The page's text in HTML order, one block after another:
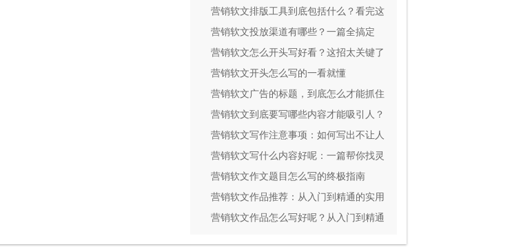
营销软文排版工具到底包括什么？看完这
篇就全懂了
营销软文投放渠道有哪些？一篇全搞定
营销软文怎么开头写好看？这招太关键了
营销软文开头怎么写的一看就懂
营销软文广告的标题，到底怎么才能抓住
人心？
营销软文到底要写哪些内容才能吸引人？
营销软文写作注意事项：如何写出不让人
反感还能掏钱的文案？
营销软文写什么内容好呢：一篇帮你找灵
感的指南
营销软文作文题目怎么写的终极指南
营销软文作品推荐：从入门到精通的实用
指南
营销软文作品怎么写好呢？从入门到精通